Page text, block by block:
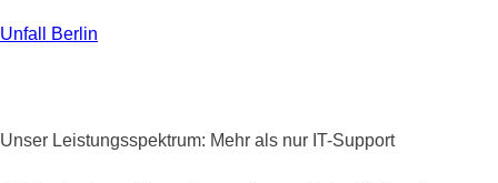
Unfall Berlin
Unser Leistungsspektrum: Mehr als nur IT-Support